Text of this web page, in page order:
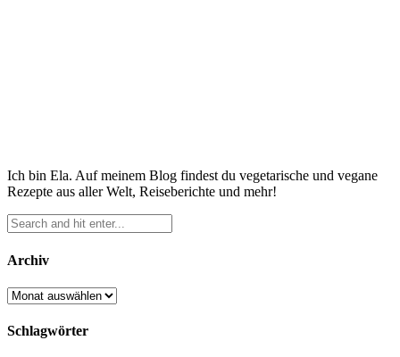
Ich bin Ela. Auf meinem Blog findest du vegetarische und vegane
Rezepte aus aller Welt, Reiseberichte und mehr!
Archiv
Archiv
Schlagwörter